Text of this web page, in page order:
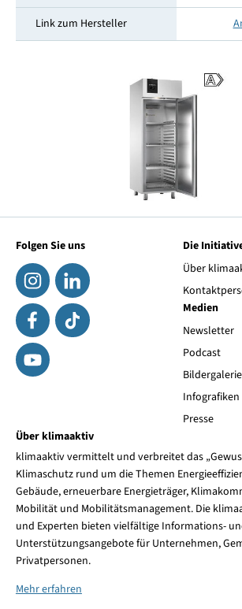
Link zum Hersteller
Folgen Sie uns
Die
Über
Medien
Newsletter
Podcast
Bildergalerie
Infografiken
Presse
Über klimaaktiv
klimaaktiv vermittelt und verbreitet das
Klimaschutz rund um die Themen
Gebäude, erneuerbare Energieträger,
Mobilität und Mobilitätsmanagement. Die
und Experten bieten vielfältige Informations-
Unterstützungsangebote für Unternehmen,
Privatpersonen.
Mehr erfahren